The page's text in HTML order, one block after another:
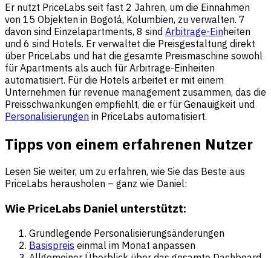
Er nutzt PriceLabs seit fast 2 Jahren, um die Einnahmen
von 15 Objekten in Bogotá, Kolumbien, zu verwalten. 7
davon sind Einzelapartments, 8 sind Arbitrage-Einheiten
und 6 sind Hotels. Er verwaltet die Preisgestaltung direkt
über PriceLabs und hat die gesamte Preismaschine sowohl
für Apartments als auch für Arbitrage-Einheiten
automatisiert. Für die Hotels arbeitet er mit einem
Unternehmen für revenue management zusammen, das die
Preisschwankungen empfiehlt, die er für Genauigkeit und
Personalisierungen in PriceLabs automatisiert.
Tipps von einem erfahrenen Nutzer
Lesen Sie weiter, um zu erfahren, wie Sie das Beste aus
PriceLabs herausholen – ganz wie Daniel:
Wie PriceLabs Daniel unterstützt:
Grundlegende Personalisierungsänderungen
Basispreis einmal im Monat anpassen